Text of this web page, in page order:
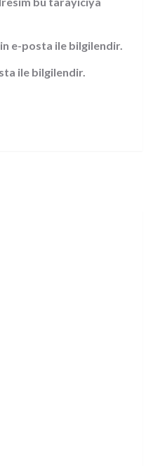
e-posta ile bilgilendir.
ile bilgilendir.